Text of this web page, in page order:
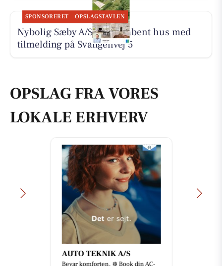
SPONSORERET OPSLAGSTAVLEN
Nybolig Sæby A/S holder åbent hus med
tilmelding på Svangenvej 5
OPSLAG FRA VORES
LOKALE ERHVERV
AUTO TEKNIK A/S
Bevar komforten. ❄️ Book din AC-